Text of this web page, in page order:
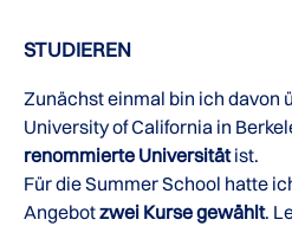
STUDIEREN
Zunächst einmal bin ich davon
University of California in
renommierte Universitätist.
Für die Summer School hatte
Angebotzwei Kurse gewählt.